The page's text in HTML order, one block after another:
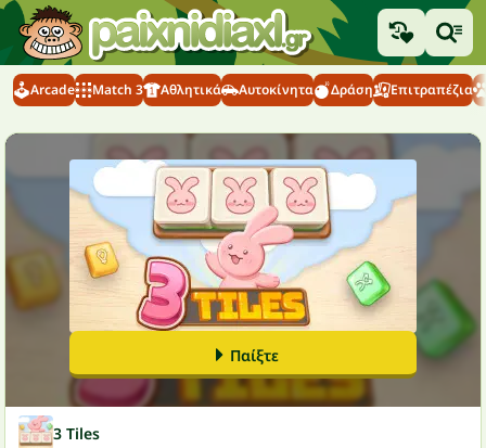
Arcade Match 3 Αθλητικά Αυτοκίνητα Δράση Επιτραπέζια
Παίξτε
3 Tiles